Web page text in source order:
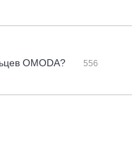
OMODA?
556